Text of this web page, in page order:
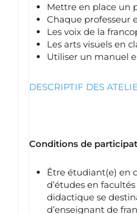
Mettre en place un
Chaque professeur
Les voix de la
Les arts visuels en
Utiliser un manuel
DESCRIPTIF DES
Conditions de
Être étudiant(e) en
d’études en
didactique se
d’enseignant de